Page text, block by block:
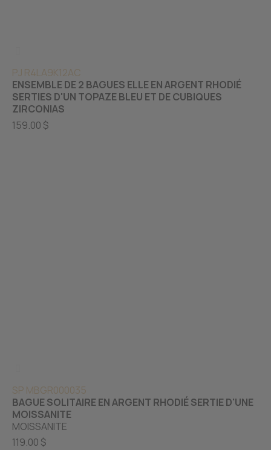
PJ R4LA9K12AC
ENSEMBLE DE 2 BAGUES ELLE EN ARGENT RHODIÉ
SERTIES D'UN TOPAZE BLEU ET DE CUBIQUES
ZIRCONIAS
159.00 $
SP MBGR000035
BAGUE SOLITAIRE EN ARGENT RHODIÉ SERTIE D'UNE
MOISSANITE
MOISSANITE
119.00 $